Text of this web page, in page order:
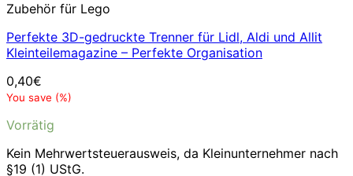
Zubehör für Lego
Perfekte 3D-gedruckte Trenner für Lidl, Aldi und Allit
Kleinteilemagazine – Perfekte Organisation
0,40€
You save (%)
Vorrätig
Kein Mehrwertsteuerausweis, da Kleinunternehmer nach
§19 (1) UStG.